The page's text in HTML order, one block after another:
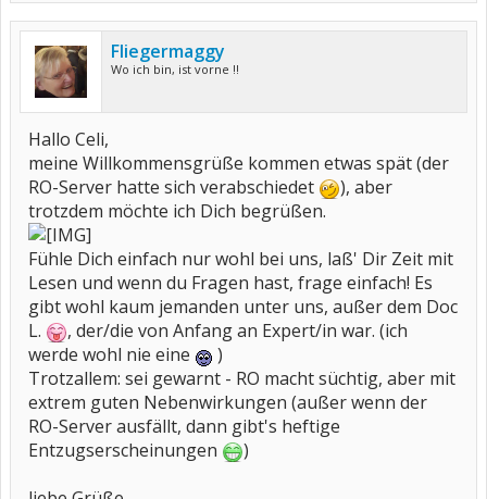
Fliegermaggy
Wo ich bin, ist vorne !!
Hallo Celi,
meine Willkommensgrüße kommen etwas spät (der
RO-Server hatte sich verabschiedet
), aber
trotzdem möchte ich Dich begrüßen.
Fühle Dich einfach nur wohl bei uns, laß' Dir Zeit mit
Lesen und wenn du Fragen hast, frage einfach! Es
gibt wohl kaum jemanden unter uns, außer dem Doc
L.
, der/die von Anfang an Expert/in war. (ich
werde wohl nie eine
)
Trotzallem: sei gewarnt - RO macht süchtig, aber mit
extrem guten Nebenwirkungen (außer wenn der
RO-Server ausfällt, dann gibt's heftige
Entzugserscheinungen
)